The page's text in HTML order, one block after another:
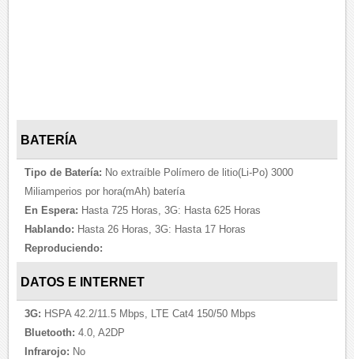
BATERÍA
Tipo de Batería: No extraíble Polímero de litio(Li-Po) 3000
Miliamperios por hora(mAh) batería
En Espera: Hasta 725 Horas, 3G: Hasta 625 Horas
Hablando: Hasta 26 Horas, 3G: Hasta 17 Horas
Reproduciendo:
DATOS E INTERNET
3G: HSPA 42.2/11.5 Mbps, LTE Cat4 150/50 Mbps
Bluetooth: 4.0, A2DP
Infrarojo: No